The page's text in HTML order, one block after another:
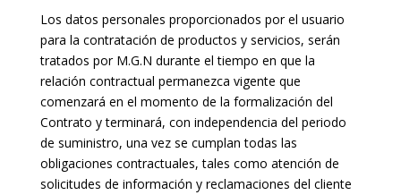
Los datos personales proporcionados por el usuario
para la contratación de productos y servicios, serán
tratados por M.G.N durante el tiempo en que la
relación contractual permanezca vigente que
comenzará en el momento de la formalización del
Contrato y terminará, con independencia del periodo
de suministro, una vez se cumplan todas las
obligaciones contractuales, tales como atención de
solicitudes de información y reclamaciones del cliente